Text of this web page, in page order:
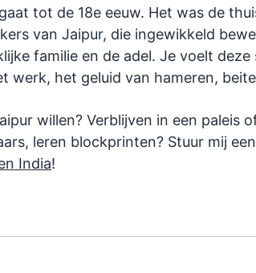
tot de 18e eeuw. Het was de
van Jaipur, die ingewikkeld
familie en de adel. Je voelt
werk, het geluid van hameren,
willen? Verblijven in een paleis
leren blockprinten? Stuur mij
India!